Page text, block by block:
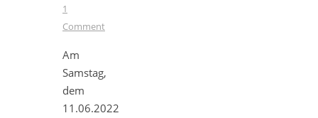
1
Comment
Am
Samstag,
dem
11.06.2022